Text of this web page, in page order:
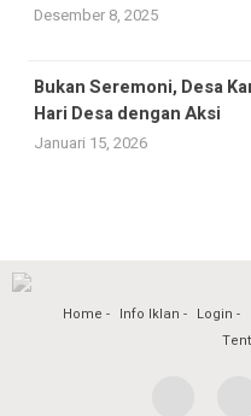
Desember 8, 2025
Bukan Seremoni, Desa
Hari Desa dengan Aksi
Januari 15, 2026
Home Info Iklan Login